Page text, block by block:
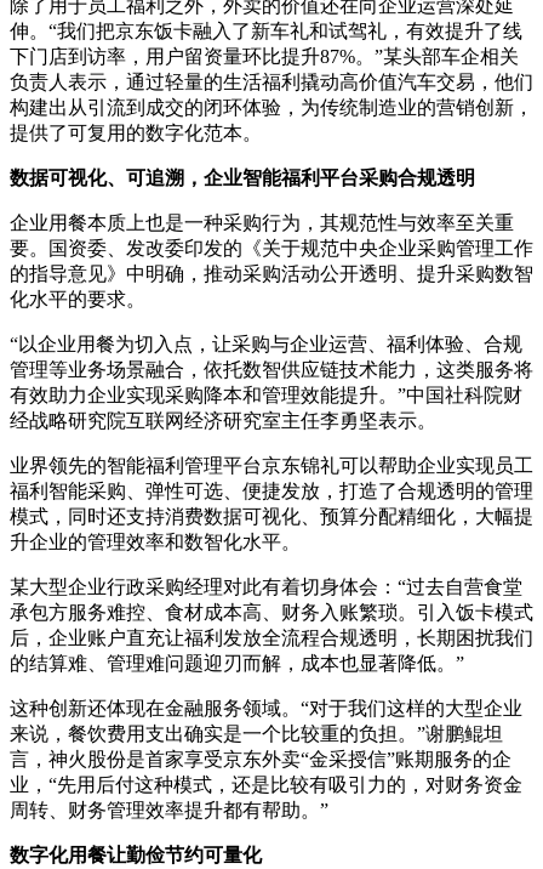
除了用于员工福利之外，外卖的价值还在向企业运营深处延
伸。“我们把京东饭卡融入了新车礼和试驾礼，有效提升了线
下门店到访率，用户留资量环比提升87%。”某头部车企相关
负责人表示，通过轻量的生活福利撬动高价值汽车交易，他们
构建出从引流到成交的闭环体验，为传统制造业的营销创新，
提供了可复用的数字化范本。
数据可视化、可追溯，企业智能福利平台采购合规透明
企业用餐本质上也是一种采购行为，其规范性与效率至关重
要。国资委、发改委印发的《关于规范中央企业采购管理工作
的指导意见》中明确，推动采购活动公开透明、提升采购数智
化水平的要求。
“以企业用餐为切入点，让采购与企业运营、福利体验、合规
管理等业务场景融合，依托数智供应链技术能力，这类服务将
有效助力企业实现采购降本和管理效能提升。”中国社科院财
经战略研究院互联网经济研究室主任李勇坚表示。
业界领先的智能福利管理平台京东锦礼可以帮助企业实现员工
福利智能采购、弹性可选、便捷发放，打造了合规透明的管理
模式，同时还支持消费数据可视化、预算分配精细化，大幅提
升企业的管理效率和数智化水平。
某大型企业行政采购经理对此有着切身体会：“过去自营食堂
承包方服务难控、食材成本高、财务入账繁琐。引入饭卡模式
后，企业账户直充让福利发放全流程合规透明，长期困扰我们
的结算难、管理难问题迎刃而解，成本也显著降低。”
这种创新还体现在金融服务领域。“对于我们这样的大型企业
来说，餐饮费用支出确实是一个比较重的负担。”谢鹏鲲坦
言，神火股份是首家享受京东外卖“金采授信”账期服务的企
业，“先用后付这种模式，还是比较有吸引力的，对财务资金
周转、财务管理效率提升都有帮助。”
数字化用餐让勤俭节约可量化